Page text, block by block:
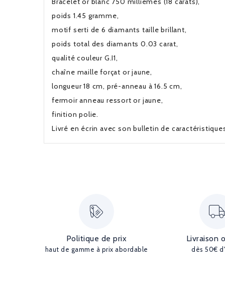
poids 1.45 gramme,
motif serti de 6 diamants taille brillant,
poids total des diamants 0.03 carat,
qualité couleur G.I1,
chaîne
longueur 18 cm, pré-anneau à 16.5 cm,
fermoir anneau ressort or jaune,
finition polie.
Livré en écrin avec son bulletin de
Politique de prix
haut de gamme à prix abordable
Livraison
dès 50€